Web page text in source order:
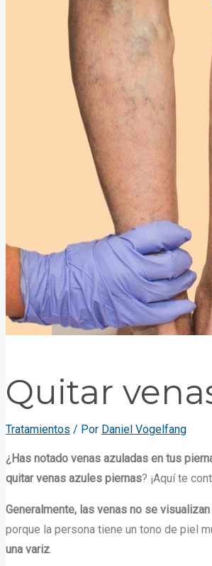
Quitar
Tratamientos / Por Daniel Vogelfang
¿Has notado venas azuladas en tus
quitar venas azules piernas? ¡Aquí te
Generalmente, las venas no se
porque la persona tiene un tono de piel
una variz.